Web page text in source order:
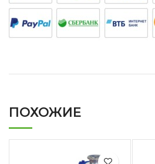
ПОХОЖИЕ